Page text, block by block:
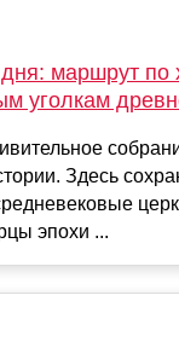
маршрут по
уголкам
Здесь
эпохи ...